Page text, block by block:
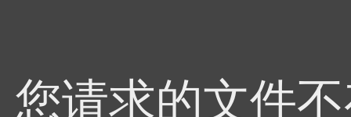
您请求的文件